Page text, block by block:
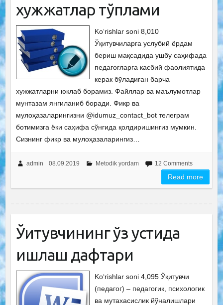
хужжатлар тўплами
Ko‘rishlar soni 8,010
Ўқитувчиларга услубий ёрдам
бериш мақсадида ушбу саҳифада
педагогларга касбий фаолиятида
керак бўладиган барча
хужжатларни юклаб борамиз. Файллар ва маълумотлар
мунтазам янгиланиб боради. Фикр ва
мулоҳазаларингизни @idumuz_contact_bot телеграм
ботимизга ёки саҳифа сўнгида қолдиришингиз мумкин.
Сизнинг фикр ва мулоҳазаларингиз…
admin 08.09.2019 Metodik yordam 12 Comments
Read more
Ўқитувчининг ўз устида
ишлаш дафтари
Ko‘rishlar soni 4,095 Ўқитувчи
(педагог) – педагогик, психологик
ва мутахасислик йўналишлари